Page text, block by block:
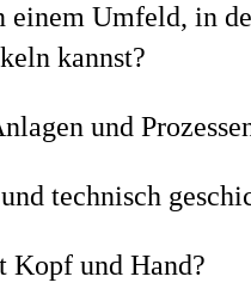
Umfeld, in
kannst?
und
technisch
Kopf und Hand?